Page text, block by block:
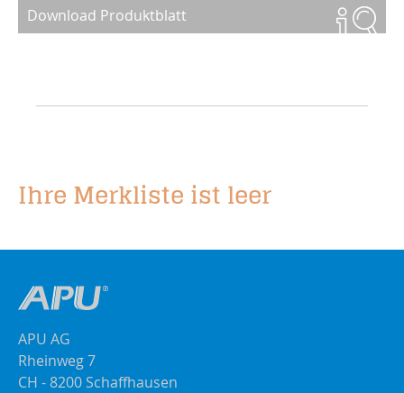
Download Produktblatt
Ihre Merkliste ist leer
APU AG
Rheinweg 7
CH - 8200 Schaffhausen